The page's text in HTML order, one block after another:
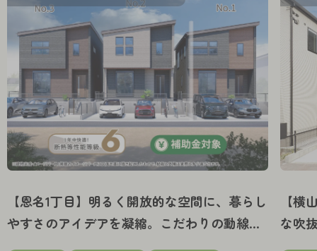
【恩名1丁目】明るく開放的な空間に、暮らし
やすさのアイデアを凝縮。こだわりの動線設
【横
な吹